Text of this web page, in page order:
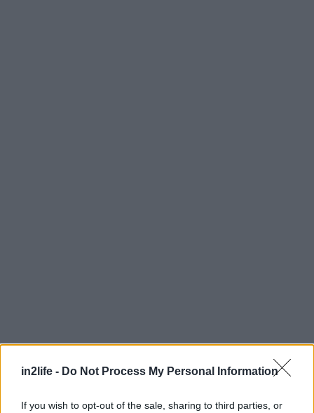
in2life - Do Not Process My Personal Information
If you wish to opt-out of the sale, sharing to third parties, or
Αναζήτηση